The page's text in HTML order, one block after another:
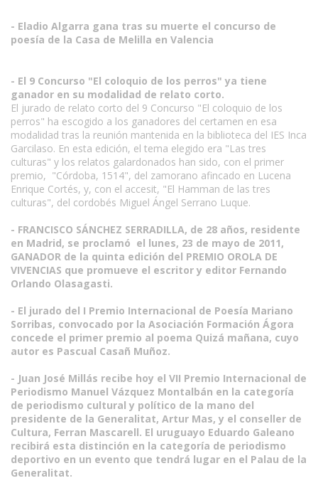
- Eladio Algarra gana tras su muerte el concurso de
poesía de la Casa de Melilla en Valencia
- El 9 Concurso "El coloquio de los perros" ya tiene
ganador en su modalidad de relato corto.
El jurado de relato corto del 9 Concurso "El coloquio de los
perros" ha escogido a los ganadores del certamen en esa
modalidad tras la reunión mantenida en la biblioteca del IES Inca
Garcilaso. En esta edición, el tema elegido era "Las tres
culturas" y los relatos galardonados han sido, con el primer
premio, "Córdoba, 1514", del zamorano afincado en Lucena
Enrique Cortés, y, con el accesit, "El Hamman de las tres
culturas", del cordobés Miguel Ángel Serrano Luque.
- FRANCISCO SÁNCHEZ SERRADILLA, de 28 años, residente
en Madrid, se proclamó el lunes, 23 de mayo de 2011,
GANADOR de la quinta edición del PREMIO OROLA DE
VIVENCIAS que promueve el escritor y editor Fernando
Orlando Olasagasti.
- El jurado del I Premio Internacional de Poesía Mariano
Sorribas, convocado por la Asociación Formación Ágora
concede el primer premio al poema Quizá mañana, cuyo
autor es Pascual Casañ Muñoz.
- Juan José Millás recibe hoy el VII Premio Internacional de
Periodismo Manuel Vázquez Montalbán en la categoría
de periodismo cultural y político de la mano del
presidente de la Generalitat, Artur Mas, y el conseller de
Cultura, Ferran Mascarell. El uruguayo Eduardo Galeano
recibirá esta distinción en la categoría de periodismo
deportivo en un evento que tendrá lugar en el Palau de la
Generalitat.